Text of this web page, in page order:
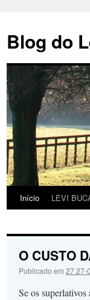
conteúdo
Blog do
Início LEVI
O CUSTO
Publicado em 27 27-
Se os